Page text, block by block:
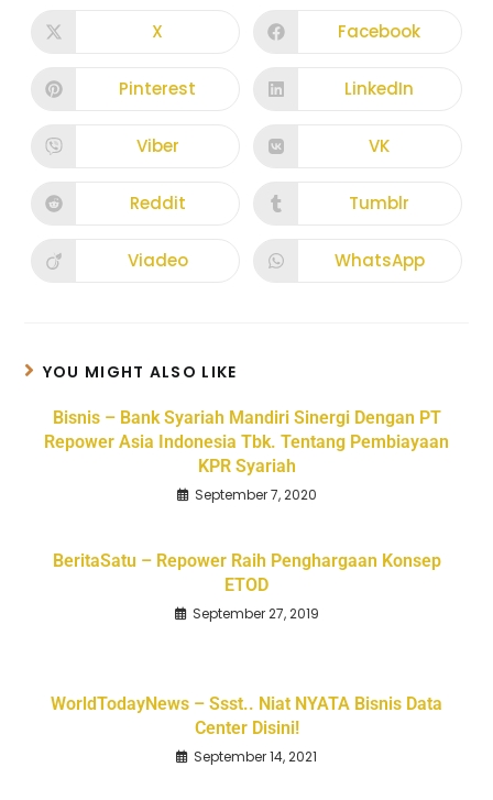
X Facebook
Pinterest LinkedIn
Viber VK
Reddit Tumblr
Viadeo WhatsApp
YOU MIGHT ALSO LIKE
Bisnis – Bank Syariah Mandiri Sinergi Dengan PT
Repower Asia Indonesia Tbk. Tentang Pembiayaan
KPR Syariah
September 7, 2020
BeritaSatu – Repower Raih Penghargaan Konsep
ETOD
September 27, 2019
WorldTodayNews – Ssst.. Niat NYATA Bisnis Data
Center Disini!
September 14, 2021